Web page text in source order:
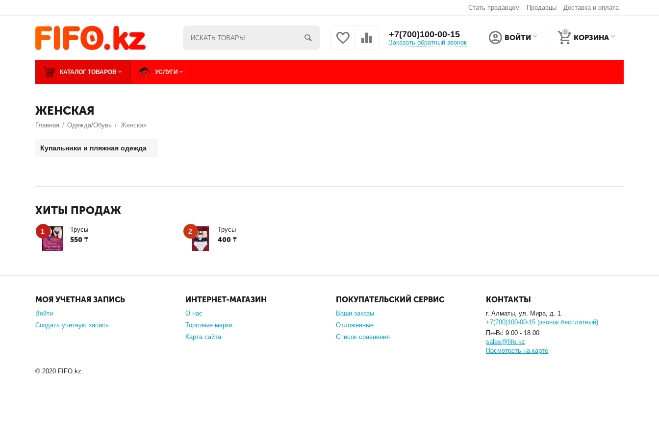
Стать продавцом Продавцы Доставка и оплата
+7(700)100-00-15
Заказать обратный звонок
ВОЙТИ
0
КОРЗИНА
КАТАЛОГ ТОВАРОВ УСЛУГИ
ЖЕНСКАЯ
Главная / Одежда/Обувь / Женская
Купальники и пляжная одежда
ХИТЫ ПРОДАЖ
1 Трусы
550 ₸
2 Трусы
400 ₸
МОЯ УЧЕТНАЯ ЗАПИСЬ
Войти
Создать учетную запись
ИНТЕРНЕТ-МАГАЗИН
О нас
Торговые марки
Карта сайта
ПОКУПАТЕЛЬСКИЙ СЕРВИС
Ваши заказы
Отложенные
Список сравнения
КОНТАКТЫ
г. Алматы, ул. Мира, д. 1
+7(700)100-00-15 (звонок бесплатный)
Пн-Вс 9.00 - 18.00
sales@fifo.kz
Посмотреть на карте
© 2020 FIFO.kz.